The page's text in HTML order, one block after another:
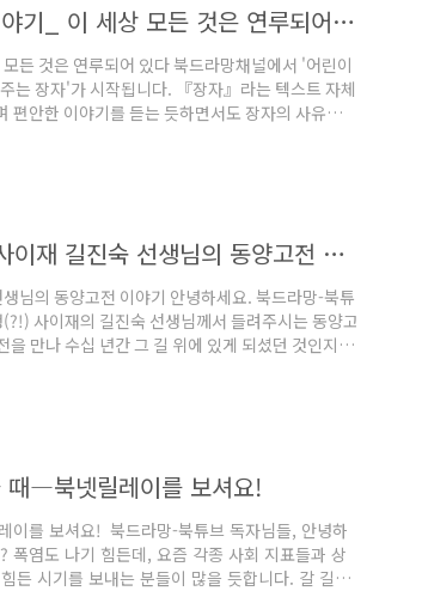
어린이의 목소리로 듣는 장자 이야기_ 이 세상 모든 것은 연루되어 있다
든 것은 연루되어 있다 북드라망채널에서 '어린이
는 장자'가 시작됩니다. 『장자』라는 텍스트 자체
편안한 이야기를 듣는 듯하면서도 장자의 사유를
'상대가 아이가 되면 그대도 아이가 되세요'를
동양고전 40년 공부의 비결! _ 사이재 길진숙 선생님의 동양고전 이야기
님의 동양고전 이야기 안녕하세요. 북드라망-북튜
사이재의 길진숙 선생님께서 들려주시는 동양고
만나 수십 년간 그 길 위에 있게 되셨던 것인지,
'동양고전' 왜, 어떻게 공부해야 하는지, 지금 들
때―북넷릴레이를 보셔요!
이를 보셔요! 북드라망-북튜브 독자님들, 안녕하
폭염도 나기 힘든데, 요즘 각종 사회 지표들과 상
든 시기를 보내는 분들이 많을 듯합니다. 갈 길